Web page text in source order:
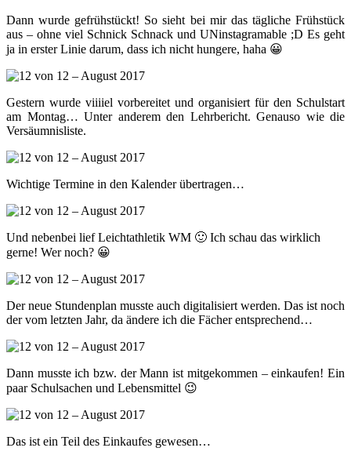
Dann wurde gefrühstückt! So sieht bei mir das tägliche Frühstück
aus – ohne viel Schnick Schnack und UNinstagramable ;D Es geht
ja in erster Linie darum, dass ich nicht hungere, haha 😀
Gestern wurde viiiiel vorbereitet und organisiert für den Schulstart
am Montag… Unter anderem den Lehrbericht. Genauso wie die
Versäumnisliste.
Wichtige Termine in den Kalender übertragen…
Und nebenbei lief Leichtathletik WM 🙂 Ich schau das wirklich
gerne! Wer noch? 😀
Der neue Stundenplan musste auch digitalisiert werden. Das ist noch
der vom letzten Jahr, da ändere ich die Fächer entsprechend…
Dann musste ich bzw. der Mann ist mitgekommen – einkaufen! Ein
paar Schulsachen und Lebensmittel 😉
Das ist ein Teil des Einkaufes gewesen…